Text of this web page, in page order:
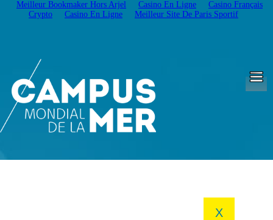
Meilleur Bookmaker Hors Arjel Casino En Ligne
Casino Français
Crypto
Casino En Ligne Meilleur Site De Paris Sportif
X